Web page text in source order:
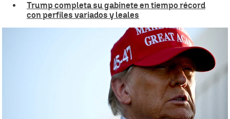
Trump completa su gabinete en tiempo récord
con perfiles variados y leales
Trump anuncia aranceles a los países que no controlen sus
fronteras |Reuters